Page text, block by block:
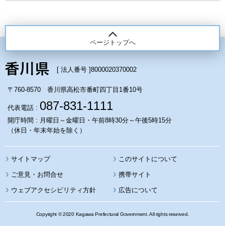
ページトップへ
[ 法人番号 ]8000020370002
〒760-8570 香川県高松市番町四丁目1番10号
代表電話 : 087-831-1111
開庁時間 : 月曜日～金曜日・午前8時30分～午後5時15分
（休日・年末年始を除く）
サイトマップ このサイトについて
携帯サイト
ウェブアクセシビリティ方針 広告について
Copyright © 2020 Kagawa Prefectural Government. All rights reserved.